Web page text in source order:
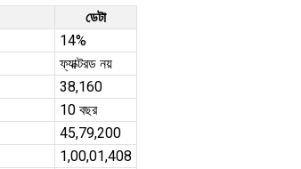
ডেটা
14%
ফ্যাক্টরড নয়
38,160
10 বছর
45,79,200
1,00,01,408